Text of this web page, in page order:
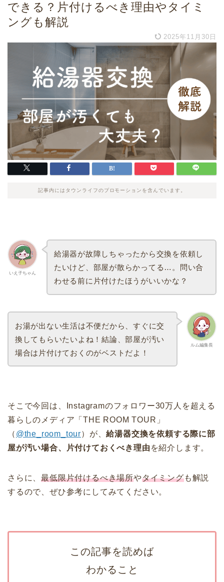
できる？片付けるべき理由やタイミ
ングも解説
2025年11月30日
記事内にはタウンライフのプロモーションを含んでいます。
いえ子ちゃん
給湯器が故障しちゃったから交換を依頼し
たいけど、部屋が散らかってる…。問い合
わせる前に片付けたほうがいいかな？
ルム編集長
お湯が出ない生活は不便だから、すぐに交
換してもらいたいよね！結論、部屋が汚い
場合は片付けておくのがベストだよ！
そこで今回は、Instagramのフォロワー30万人を超える
暮らしのメディア「THE ROOM TOUR」
（ @the_room_tour）が、給湯器交換を依頼する際に部
屋が汚い場合、片付けておくべき理由 を紹介します。
さらに、最低限片付けるべき場所やタイミングも解説
するので、ぜひ参考にしてみてください。
この記事を読めば
わかること